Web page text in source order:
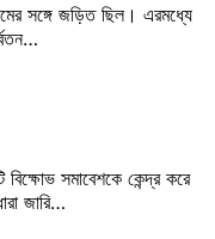
সঙ্গে জড়িত ছিল। এরমধ্যে
বিক্ষোভ সমাবেশকে কেন্দ্র করে
জারি…